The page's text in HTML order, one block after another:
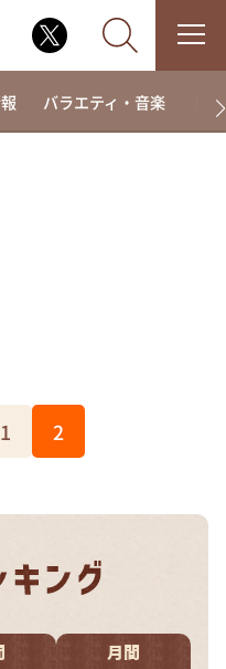
～ やすとものいたっ
なんでやねん！？」
バラエティ・音楽 ド
1 2
月間